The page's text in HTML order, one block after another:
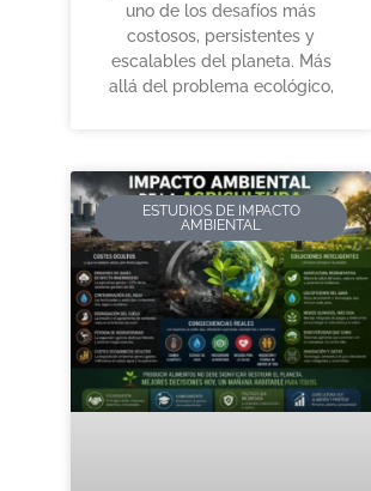
uno de los desafíos más
costosos, persistentes y
escalables del planeta. Más
allá del problema ecológico,
ESTUDIOS DE IMPACTO
AMBIENTAL